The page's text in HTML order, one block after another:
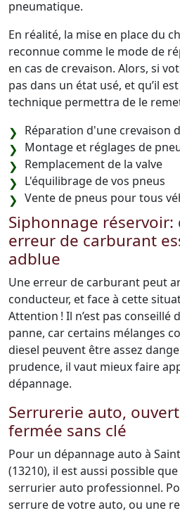
pneumatique.
En réalité, la mise en place du
reconnue comme le mode de
en cas de crevaison. Alors, si
pas dans un état usé, et qu’il
technique permettra de le
Réparation d'une crevaison
Montage et réglages de
Remplacement de la valve
L'équilibrage de vos pneus
Vente de pneus pour tous
Siphonnage réservoir:
erreur de carburant
adblue
Une erreur de carburant peut
conducteur, et face à cette
Attention ! Il n’est pas conseillé
panne, car certains mélanges
diesel peuvent être assez
prudence, il vaut mieux faire
dépannage.
Serrurerie auto,
fermée sans clé
Pour un dépannage auto à
(13210), il est aussi possible
serrurier auto professionnel.
serrure de votre auto, ou une